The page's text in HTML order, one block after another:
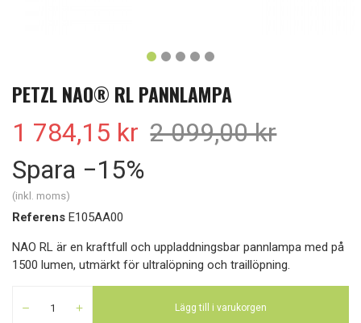
PETZL NAO® RL PANNLAMPA
1 784,15 kr 2 099,00 kr
Spara −15%
(inkl. moms)
Referens E105AA00
NAO RL är en kraftfull och uppladdningsbar pannlampa med på
1500 lumen, utmärkt för ultralöpning och traillöpning.
Lägg till i varukorgen